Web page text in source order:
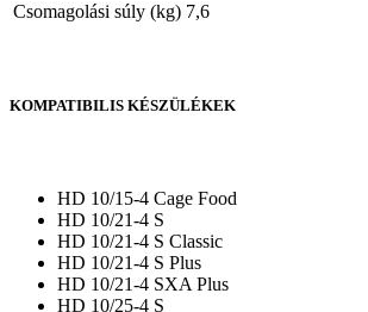
Csomagolási súly (kg) 7,6
KOMPATIBILIS KÉSZÜLÉKEK
HD 10/15-4 Cage Food
HD 10/21-4 S
HD 10/21-4 S Classic
HD 10/21-4 S Plus
HD 10/21-4 SXA Plus
HD 10/25-4 S